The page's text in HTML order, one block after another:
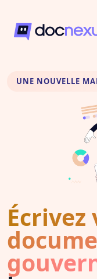
UNE NOUVELLE
Écrivez